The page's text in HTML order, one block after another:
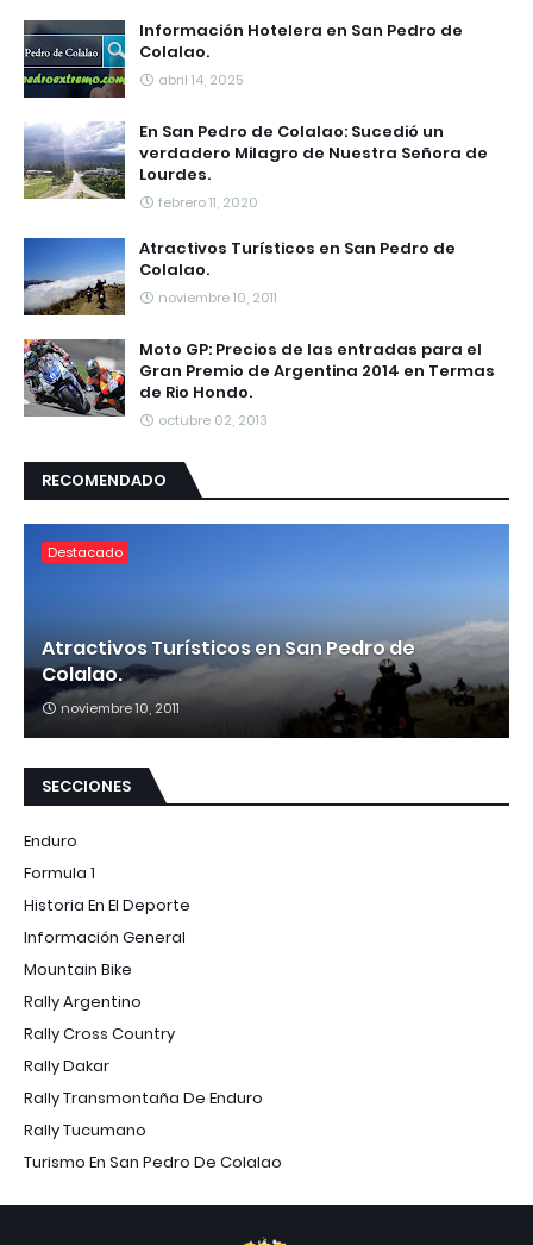
Información Hotelera en San Pedro de
Colalao.
abril 14, 2025
En San Pedro de Colalao: Sucedió un
verdadero Milagro de Nuestra Señora de
Lourdes.
febrero 11, 2020
Atractivos Turísticos en San Pedro de
Colalao.
noviembre 10, 2011
Moto GP: Precios de las entradas para el
Gran Premio de Argentina 2014 en Termas
de Rio Hondo.
octubre 02, 2013
RECOMENDADO
Destacado
Atractivos Turísticos en San Pedro de
Colalao.
noviembre 10, 2011
SECCIONES
Enduro
Formula 1
Historia En El Deporte
Información General
Mountain Bike
Rally Argentino
Rally Cross Country
Rally Dakar
Rally Transmontaña De Enduro
Rally Tucumano
Turismo En San Pedro De Colalao